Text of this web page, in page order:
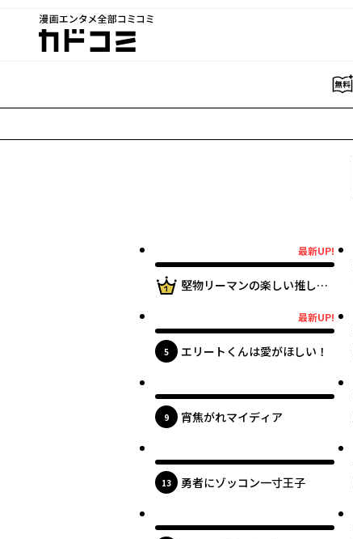
漫画エンタメ全部コミコミ
カドコミ
最新UP!
堅物リーマンの楽しい推し
最新UP!
5位 エリートくんは愛がほしい！
9位 宵焦がれマイディア
13位 勇者にゾッコン一寸王子